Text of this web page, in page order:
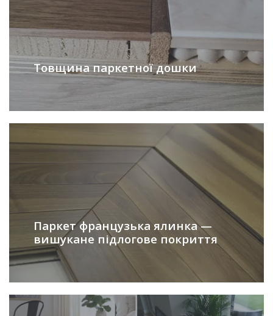
Товщина паркетної дошки
Паркет французька ялинка —
вишукане підлогове покриття